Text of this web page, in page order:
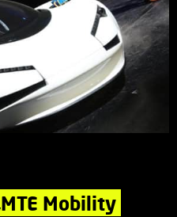
Mobility